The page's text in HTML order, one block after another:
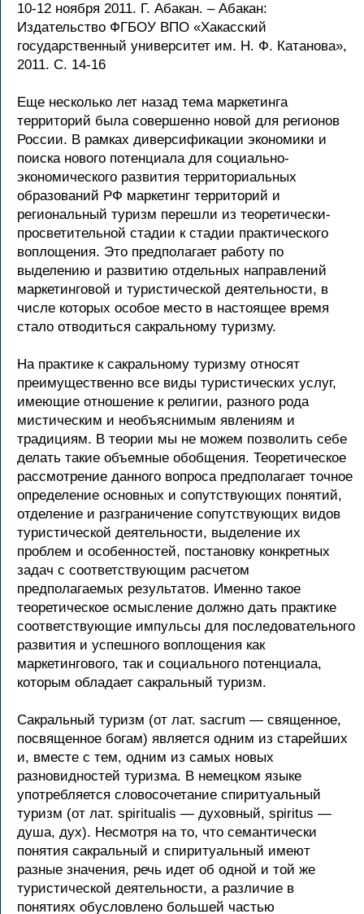
10-12 ноября 2011. Г. Абакан. – Абакан:
Издательство ФГБОУ ВПО «Хакасский
государственный университет им. Н. Ф. Катанова»,
2011. С. 14-16
Еще несколько лет назад тема маркетинга
территорий была совершенно новой для регионов
России. В рамках диверсификации экономики и
поиска нового потенциала для социально-
экономического развития территориальных
образований РФ маркетинг территорий и
региональный туризм перешли из теоретически-
просветительной стадии к стадии практического
воплощения. Это предполагает работу по
выделению и развитию отдельных направлений
маркетинговой и туристической деятельности, в
числе которых особое место в настоящее время
стало отводиться сакральному туризму.
На практике к сакральному туризму относят
преимущественно все виды туристических услуг,
имеющие отношение к религии, разного рода
мистическим и необъяснимым явлениям и
традициям. В теории мы не можем позволить себе
делать такие объемные обобщения. Теоретическое
рассмотрение данного вопроса предполагает точное
определение основных и сопутствующих понятий,
отделение и разграничение сопутствующих видов
туристической деятельности, выделение их
проблем и особенностей, постановку конкретных
задач с соответствующим расчетом
предполагаемых результатов. Именно такое
теоретическое осмысление должно дать практике
соответствующие импульсы для последовательного
развития и успешного воплощения как
маркетингового, так и социального потенциала,
которым обладает сакральный туризм.
Сакральный туризм (от лат. sacrum — священное,
посвященное богам) является одним из старейших
и, вместе с тем, одним из самых новых
разновидностей туризма. В немецком языке
употребляется словосочетание спиритуальный
туризм (от лат. spiritualis — духовный, spiritus —
душа, дух). Несмотря на то, что семантически
понятия сакральный и спиритуальный имеют
разные значения, речь идет об одной и той же
туристической деятельности, а различие в
понятиях обусловлено большей частью